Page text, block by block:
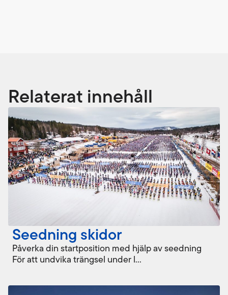
Relaterat innehåll
Seedning skidor
Påverka din startposition med hjälp av seedning
För att undvika trängsel under l...